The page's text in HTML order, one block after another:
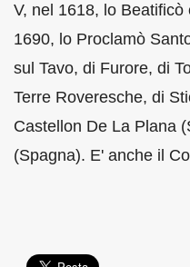
V, nel 1618, lo Beatificò
1690, lo Proclamò
sul Tavo, di Furore, di
Terre Roveresche, di
Castellon De La Plana
(Spagna). E' anche il